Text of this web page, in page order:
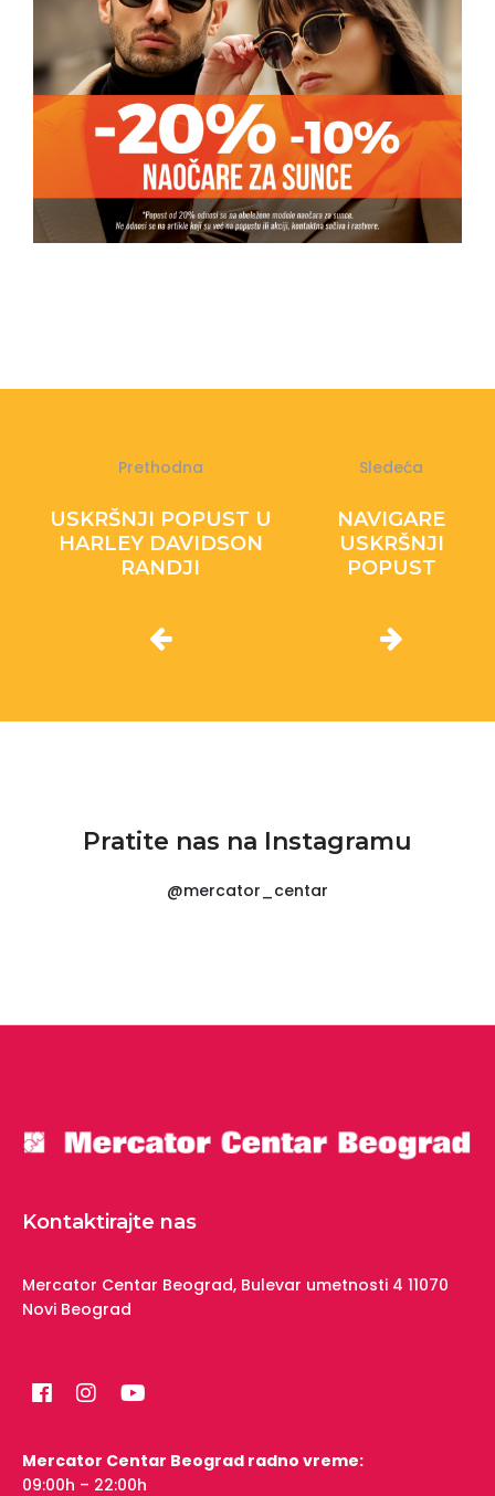
Prethodna
USKRŠNJI POPUST U
HARLEY DAVIDSON
RANDJI
Sledeća
NAVIGARE
USKRŠNJI
POPUST
Pratite nas na Instagramu
@mercator_centar
Kontaktirajte nas
Mercator Centar Beograd, Bulevar umetnosti 4 11070
Novi Beograd
Mercator Centar Beograd radno vreme:
09:00h – 22:00h